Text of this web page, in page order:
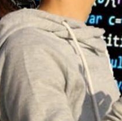
從數學或統計學上來
型方面，合成資料的